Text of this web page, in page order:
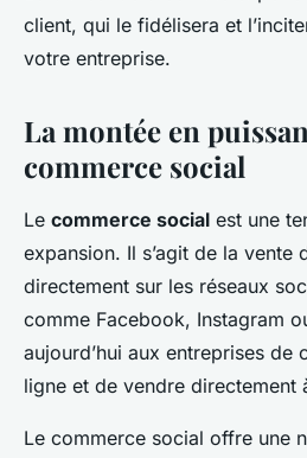
client, qui le fidélisera et
votre entreprise.
La montée en
commerce social
Le commerce social est une
expansion. Il s’agit de la vente
directement sur les réseaux
comme Facebook, Instagram
aujourd’hui aux entreprises de
ligne et de vendre directement
Le commerce social offre une